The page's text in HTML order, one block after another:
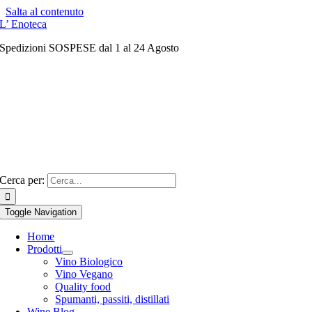
Salta al contenuto
L’ Enoteca
Spedizioni SOSPESE dal 1 al 24 Agosto
Cerca per:
Toggle Navigation
Home
Prodotti
Vino Biologico
Vino Vegano
Quality food
Spumanti, passiti, distillati